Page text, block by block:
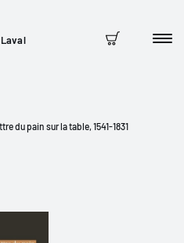
Panier
du pain sur la table, 1541-1831